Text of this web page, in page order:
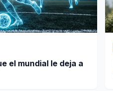
el mundial le deja a